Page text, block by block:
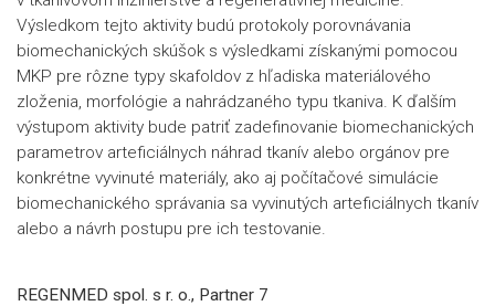
Výsledkom tejto aktivity budú protokoly porovnávania
biomechanických skúšok s výsledkami získanými pomocou
MKP pre rôzne typy skafoldov z hľadiska materiálového
zloženia, morfológie a nahrádzaného typu tkaniva. K ďalším
výstupom aktivity bude patriť zadefinovanie biomechanických
parametrov arteficiálnych náhrad tkanív alebo orgánov pre
konkrétne vyvinuté materiály, ako aj počítačové simulácie
biomechanického správania sa vyvinutých arteficiálnych tkanív
alebo a návrh postupu pre ich testovanie.
REGENMED spol. s r. o., Partner 7